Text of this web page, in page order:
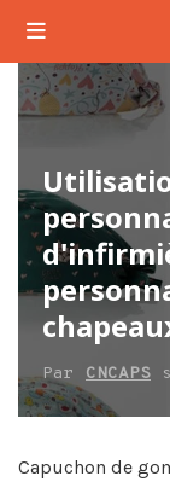
Par CNCAPS
Capuchon de